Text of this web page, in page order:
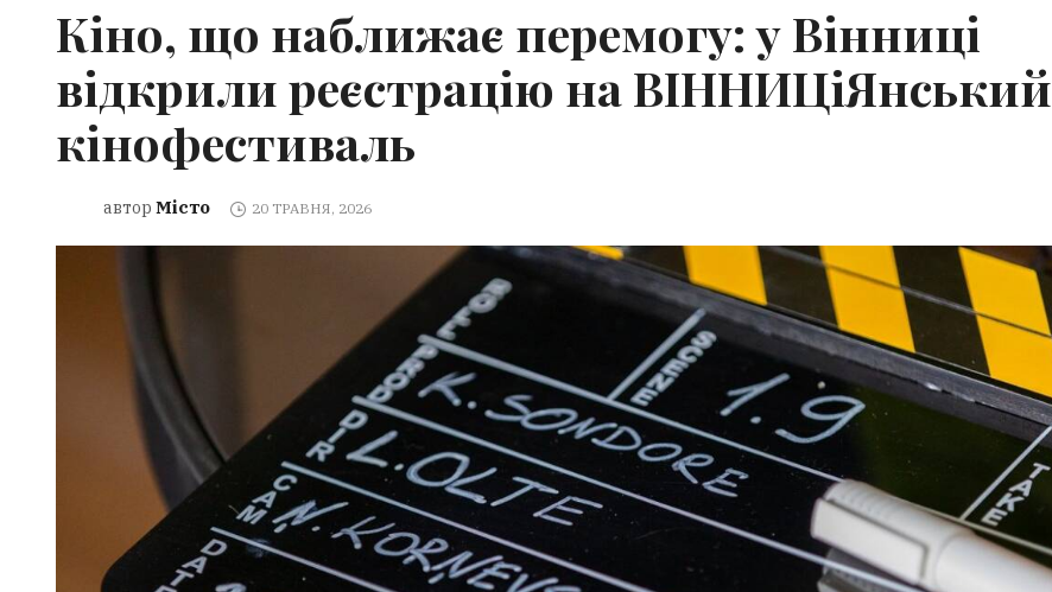
Кіно, що наближає перемогу: у Вінниці
відкрили реєстрацію на ВІННИЦіЯнський
кінофестиваль
автор Місто 20 ТРАВНЯ, 2026